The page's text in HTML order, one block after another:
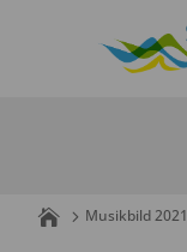
Musikbild 2021